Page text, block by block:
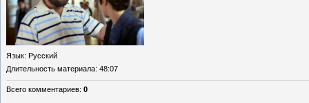
Язык: Русский
Длительность материала: 48:07
Всего комментариев: 0